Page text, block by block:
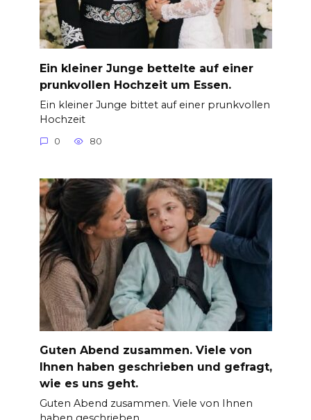
Ein kleiner Junge bettelte auf einer
prunkvollen Hochzeit um Essen.
Ein kleiner Junge bittet auf einer prunkvollen
Hochzeit
0 80
Guten Abend zusammen. Viele von
Ihnen haben geschrieben und gefragt,
wie es uns geht.
Guten Abend zusammen. Viele von Ihnen